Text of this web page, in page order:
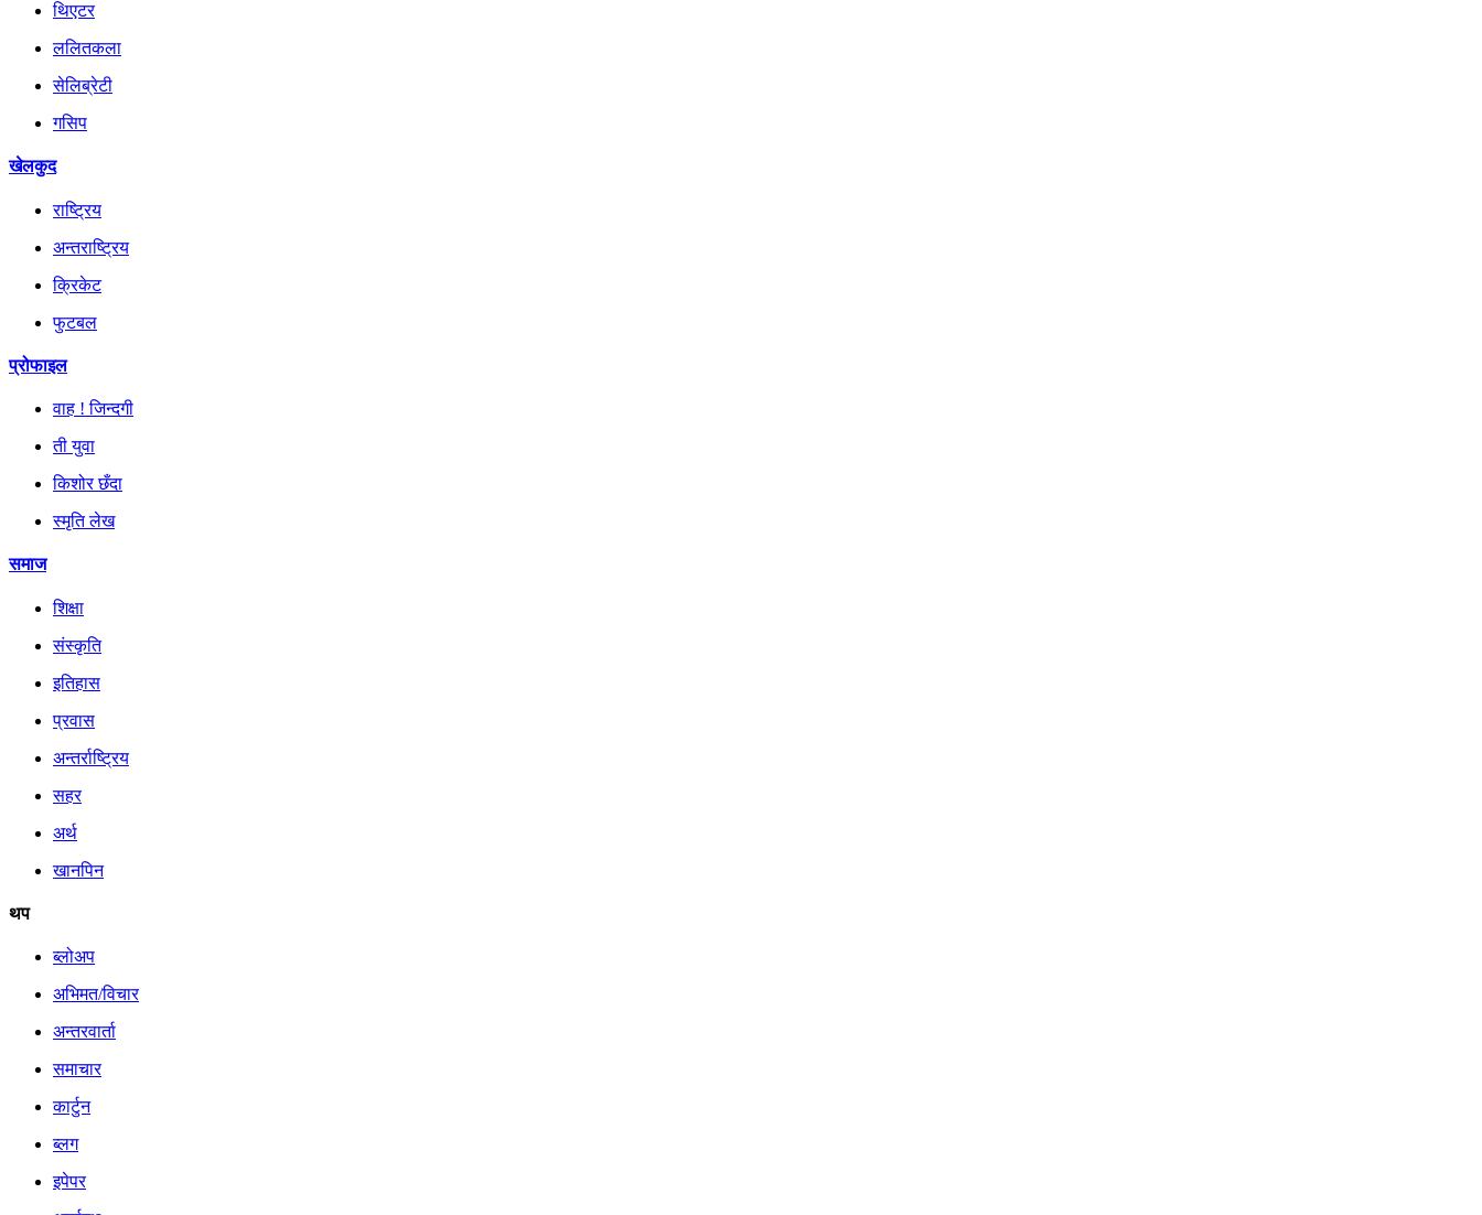
थिएटर
ललितकला
सेलिब्रेटी
गसिप
खेलकुद
राष्ट्रिय
अन्तराष्ट्रिय
क्रिकेट
फुटबल
प्रोफाइल
वाह ! जिन्दगी
ती युवा
किशोर छँदा
स्मृति लेख
समाज
शिक्षा
संस्कृति
इतिहास
प्रवास
अन्तर्राष्ट्रिय
सहर
अर्थ
खानपिन
थप
ब्लोअप
अभिमत/विचार
अन्तरवार्ता
समाचार
कार्टुन
ब्लग
इपेपर